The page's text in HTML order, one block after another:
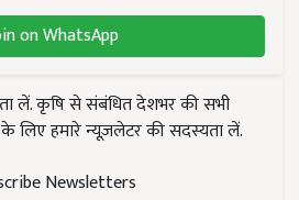
on WhatsApp
लें. कृषि से संबंधित देशभर की सभी
हमारे न्यूज़लेटर की सदस्यता लें.
Newsletters